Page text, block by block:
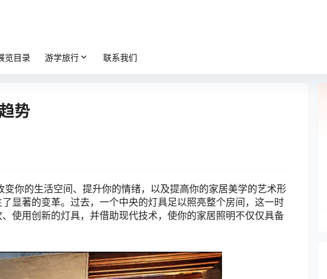
览目录 游学旅行 联系我们
势
你的生活空间、提升你的情绪，以及提高你的家居美学的艺术形
显著的变革。过去，一个中央的灯具足以照亮整个房间，这一时
使用创新的灯具，并借助现代技术，使你的家居照明不仅仅具备